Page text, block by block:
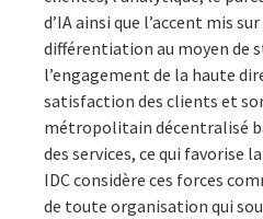
d’IA ainsi que l’accent mis
différentiation au moyen de
l’engagement de la haute
satisfaction des clients et
métropolitain décentralisé
des services, ce qui favorise
IDC considère ces forces
de toute organisation qui